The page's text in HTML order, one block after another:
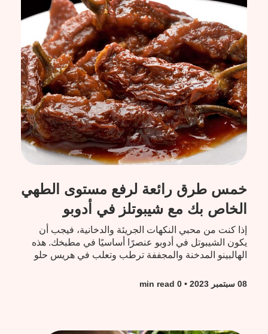
خمس طرق رائعة لرفع مستوى الطهي
الخاص بك مع شيبوتلز في أدوبو
إذا كنت من محبي النكهات الجريئة والدخانية، فيجب أن
يكون الشيبوتل في أدوبو عنصرًا أساسيًا في مطبخك. هذه
الهالبينو المدخنة والمجففة ترطب وتعلب في هريس حلو
08 سبتمبر 2023 • 0 min read